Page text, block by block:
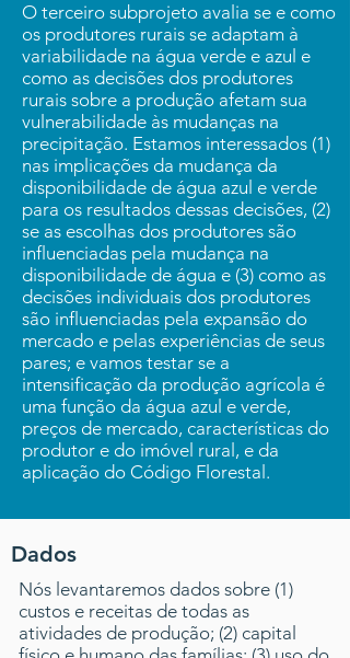
O terceiro subprojeto avalia se e como
os produtores rurais se adaptam à
variabilidade na água verde e azul e
como as decisões dos produtores
rurais sobre a produção afetam sua
vulnerabilidade às mudanças na
precipitação. Estamos interessados ​​(1)
nas implicações da mudança da
disponibilidade de água azul e verde
para os resultados dessas decisões, (2)
se as escolhas dos produtores são
influenciadas pela mudança na
disponibilidade de água e (3) como as
decisões individuais dos produtores
são influenciadas pela expansão do
mercado e pelas experiências de seus
pares; e vamos testar se a
intensificação da produção agrícola é
uma função da água azul e verde,
preços de mercado, características do
produtor e do imóvel rural, e da
aplicação do Código Florestal.
Dados
Nós levantaremos dados sobre (1)
custos e receitas de todas as
atividades de produção; (2) capital